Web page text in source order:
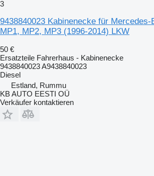
3
9438840023 Kabinenecke für
MP1, MP2, MP3 (1996-2014) LKW
50 €
Ersatzteile Fahrerhaus - Kabinenecke
9438840023 A9438840023
Diesel
Estland, Rummu
KB AUTO EESTI OÜ
Verkäufer kontaktieren